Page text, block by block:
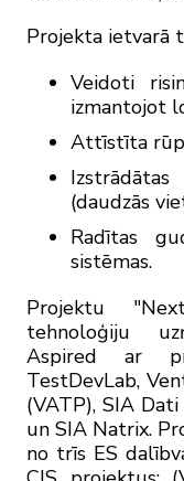
Projekta ietvarā
Veidoti
izmantojot
Attīstīta
(daudzās
Radītas
sistēmas.
Projektu
tehnoloģiju
Aspired ar
TestDevLab,
(VATP), SIA
un SIA Natrix.
no trīs ES